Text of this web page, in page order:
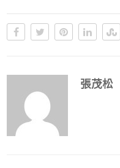
張茂松